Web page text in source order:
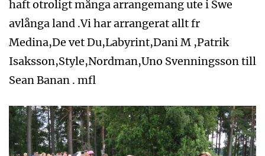
haft otroligt många arrangemang ute i Swe
avlånga land .Vi har arrangerat allt fr
Medina,De vet Du,Labyrint,Dani M ,Patrik
Isaksson,Style,Nordman,Uno Svenningsson till
Sean Banan . mfl